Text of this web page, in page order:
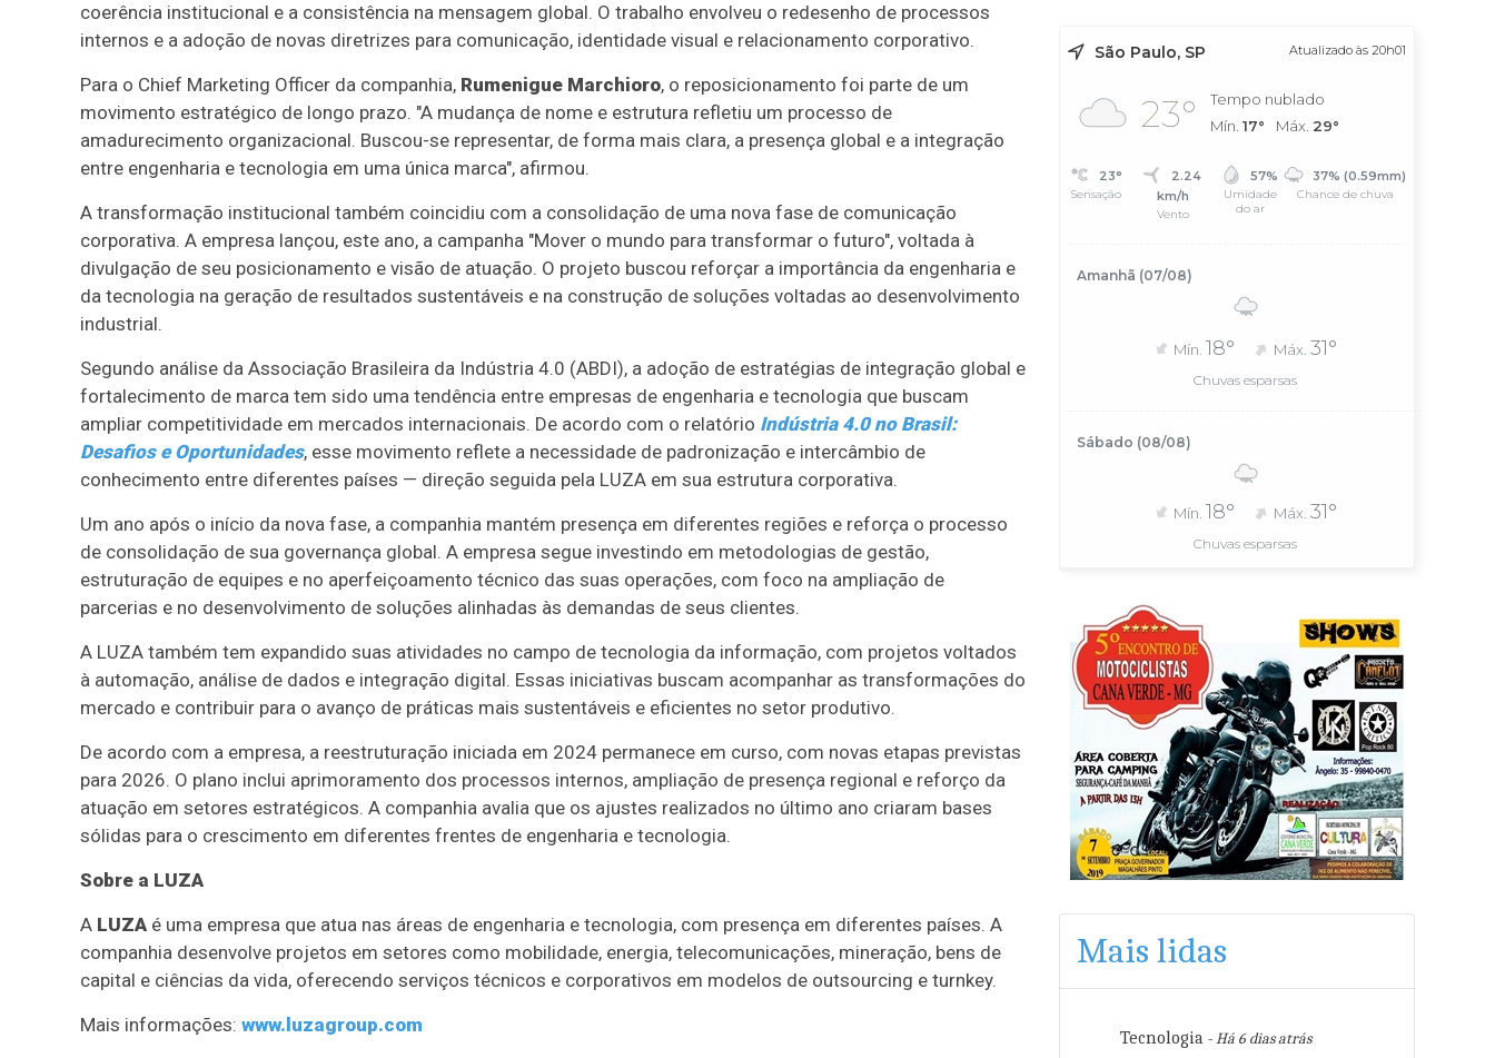
coerência institucional e a consistência na mensagem global. O trabalho envolveu o redesenho de processos
internos e a adoção de novas diretrizes para comunicação, identidade visual e relacionamento corporativo.
Para o Chief Marketing Officer da companhia, Rumenigue Marchioro, o reposicionamento foi parte de um
movimento estratégico de longo prazo. "A mudança de nome e estrutura refletiu um processo de
amadurecimento organizacional. Buscou-se representar, de forma mais clara, a presença global e a integração
entre engenharia e tecnologia em uma única marca", afirmou.
A transformação institucional também coincidiu com a consolidação de uma nova fase de comunicação
corporativa. A empresa lançou, este ano, a campanha "Mover o mundo para transformar o futuro", voltada à
divulgação de seu posicionamento e visão de atuação. O projeto buscou reforçar a importância da engenharia e
da tecnologia na geração de resultados sustentáveis e na construção de soluções voltadas ao desenvolvimento
industrial.
Segundo análise da Associação Brasileira da Indústria 4.0 (ABDI), a adoção de estratégias de integração global e
fortalecimento de marca tem sido uma tendência entre empresas de engenharia e tecnologia que buscam
ampliar competitividade em mercados internacionais. De acordo com o relatório Indústria 4.0 no Brasil:
Desafios e Oportunidades, esse movimento reflete a necessidade de padronização e intercâmbio de
conhecimento entre diferentes países — direção seguida pela LUZA em sua estrutura corporativa.
Um ano após o início da nova fase, a companhia mantém presença em diferentes regiões e reforça o processo
de consolidação de sua governança global. A empresa segue investindo em metodologias de gestão,
estruturação de equipes e no aperfeiçoamento técnico das suas operações, com foco na ampliação de
parcerias e no desenvolvimento de soluções alinhadas às demandas de seus clientes.
A LUZA também tem expandido suas atividades no campo de tecnologia da informação, com projetos voltados
à automação, análise de dados e integração digital. Essas iniciativas buscam acompanhar as transformações do
mercado e contribuir para o avanço de práticas mais sustentáveis e eficientes no setor produtivo.
De acordo com a empresa, a reestruturação iniciada em 2024 permanece em curso, com novas etapas previstas
para 2026. O plano inclui aprimoramento dos processos internos, ampliação de presença regional e reforço da
atuação em setores estratégicos. A companhia avalia que os ajustes realizados no último ano criaram bases
sólidas para o crescimento em diferentes frentes de engenharia e tecnologia.
Sobre a LUZA
A LUZA é uma empresa que atua nas áreas de engenharia e tecnologia, com presença em diferentes países. A
companhia desenvolve projetos em setores como mobilidade, energia, telecomunicações, mineração, bens de
capital e ciências da vida, oferecendo serviços técnicos e corporativos em modelos de outsourcing e turnkey.
Mais informações: www.luzagroup.com
São Paulo, SP Atualizado às 20h01
23°
Tempo nublado
Mín. 17° Máx. 29°
23°
Sensação
2.24
km/h
Vento
57%
Umidade
do ar
37% (0.59mm)
Chance de chuva
Amanhã (07/08)
Mín. 18° Máx. 31°
Chuvas esparsas
Sábado (08/08)
Mín. 18° Máx. 31°
Chuvas esparsas
Mais lidas
Tecnologia - Há 6 dias atrás